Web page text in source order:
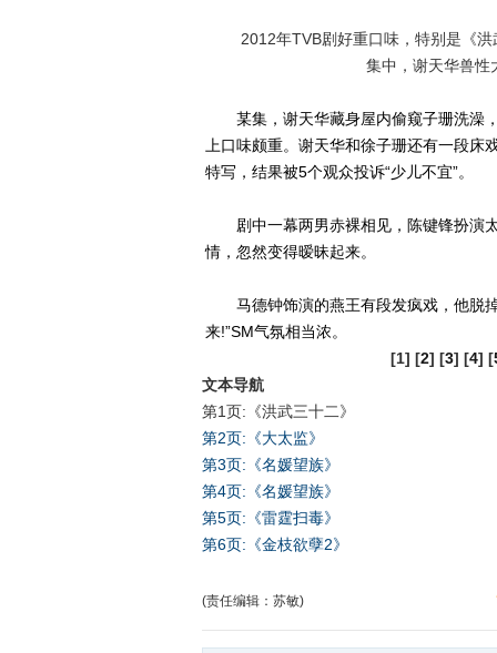
2012年TVB剧好重口味，特别是《洪
集中，谢天华兽性
某集，谢天华藏身屋内偷窥子珊洗澡，
上口味颇重。谢天华和徐子珊还有一段
特写，结果被5个观众投诉“少儿不宜”。
剧中一幕两男赤裸相见，陈键锋扮演太
情，忽然变得暧昧起来。
马德钟饰演的燕王有段发疯戏，他脱掉
来!”SM气氛相当浓。
[1] [2] [3] [4] [
文本导航
第1页:《洪武三十二》
第2页:《大太监》
第3页:《名媛望族》
第4页:《名媛望族》
第5页:《雷霆扫毒》
第6页:《金枝欲孽2》
(责任编辑：苏敏)